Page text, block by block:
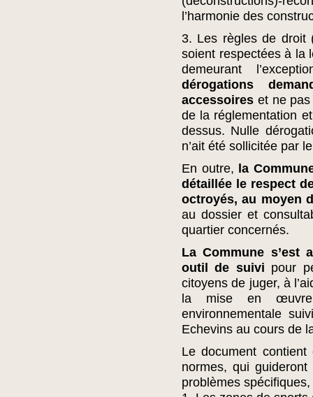
l’harmonie des
3. Les règles de droit
soient respectées à la
demeurant
dérogations
accessoires et ne
de la réglementation
dessus. Nulle
n’ait été sollicitée par
En outre, la
détaillée le respect
octroyés, au moyen
au dossier et
quartier concernés.
La Commune s’est
outil de suivi pour
citoyens de juger, à
la mise en
environnementale
Echevins au cours de
Le document contient
normes, qui
problèmes